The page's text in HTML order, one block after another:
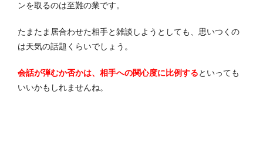
ンを取るのは至難の業です。
たまたま居合わせた相手と雑談しようとしても、思いつくの
は天気の話題くらいでしょう。
会話が弾むか否かは、相手への関心度に比例するといっても
いいかもしれませんね。